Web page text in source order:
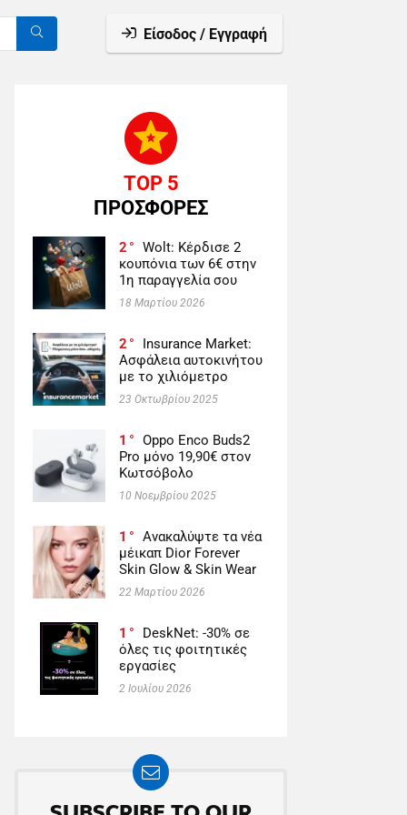
Είσοδος / Εγγραφή
TOP 5
ΠΡΟΣΦΟΡΕΣ
2
Wolt: Κέρδισε 2
κουπόνια των 6€ στην
1η παραγγελία σου
18 Μαρτίου 2026
2
Insurance Market:
Ασφάλεια αυτοκινήτου
με το χιλιόμετρο
23 Οκτωβρίου 2025
1
Oppo Enco Buds2
Pro μόνο 19,90€ στον
Κωτσόβολο
10 Νοεμβρίου 2025
1
Ανακαλύψτε τα νέα
μέικαπ Dior Forever
Skin Glow & Skin Wear
22 Μαρτίου 2026
1
DeskNet: -30% σε
όλες τις φοιτητικές
εργασίες
2 Ιουλίου 2026